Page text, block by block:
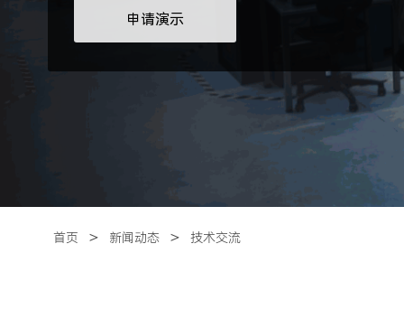
申请演示
首页 ＞ 新闻动态 ＞ 技术交流